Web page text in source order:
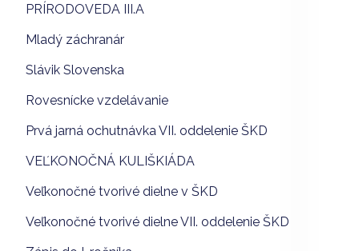
PRÍRODOVEDA III.A
Mladý záchranár
Slávik Slovenska
Rovesnícke vzdelávanie
Prvá jarná ochutnávka VII. oddelenie ŠKD
VEĽKONOČNÁ KULIŠKIÁDA
Veľkonočné tvorivé dielne v ŠKD
Veľkonočné tvorivé dielne VII. oddelenie ŠKD